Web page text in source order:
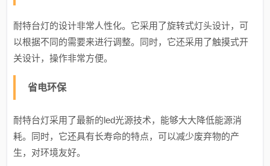
耐特台灯的设计非常人性化。它采用了旋转式灯头设计，可
以根据不同的需要来进行调整。同时，它还采用了触摸式开
关设计，操作非常方便。
省电环保
耐特台灯采用了最新的led光源技术，能够大大降低能源消
耗。同时，它还具有长寿命的特点，可以减少废弃物的产
生，对环境友好。